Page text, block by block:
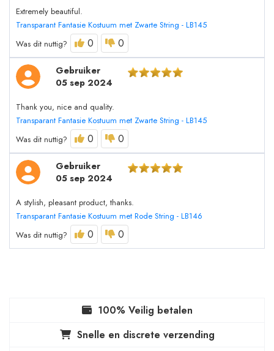
Extremely beautiful.
Transparant Fantasie Kostuum met Zwarte String - LB145
Was dit nuttig?
0 0
Gebruiker
05 sep 2024
Thank you, nice and quality.
Transparant Fantasie Kostuum met Zwarte String - LB145
Was dit nuttig?
0 0
Gebruiker
05 sep 2024
A stylish, pleasant product, thanks.
Transparant Fantasie Kostuum met Rode String - LB146
Was dit nuttig?
0 0
100% Veilig betalen
Snelle en discrete verzending